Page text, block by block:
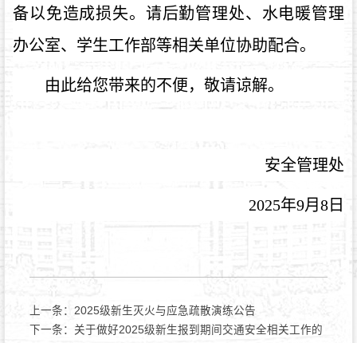
备以免造成损失。请后勤管理处、水电暖管理
办公室、学生工作部等相关单位协助配合。
由此给您带来的不便，敬请谅解。
安全管理处
2025年9月 8 日
上一条： 2025级新生灭火与应急疏散演练公告
下一条： 关于做好2025级新生报到期间交通安全相关工作的